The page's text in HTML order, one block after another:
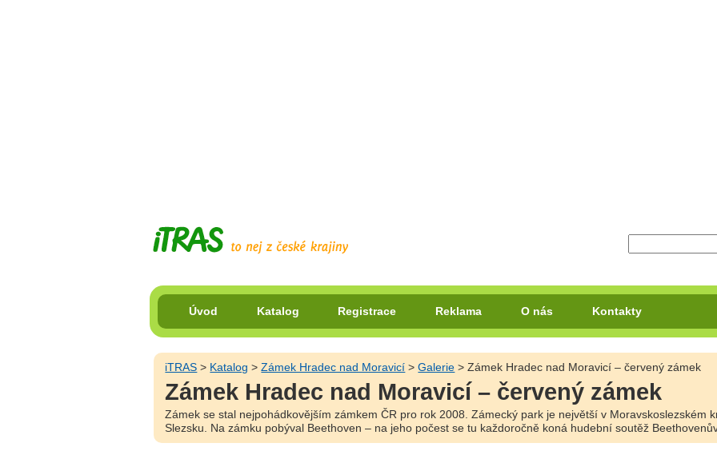
Úvod Katalog Registrace Reklama O nás Kontakty
iTRAS > Katalog >Zámek Hradec nad Moravicí >Galerie > Zámek Hradec nad Moravicí – červený zámek
Zámek Hradec nad Moravicí – červený zámek
Zámek se stal nejpohádkovějším zámkem ČR pro rok 2008. Zámecký park je největší v Moravskoslezském
Slezsku. Na zámku pobýval Beethoven – na jeho počest se tu každoročně koná hudební soutěž